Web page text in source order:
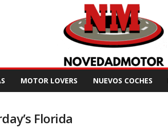
MOTOR LOVERS NUEVOS COCHES
Florida